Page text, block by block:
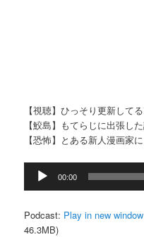
【視聴】ひっそり更新して
【鮫島】もてらじに出張し
【恐怖】とある新人漫画家
レ
ー
00:00
Podcast: Play in new window
46.3MB)